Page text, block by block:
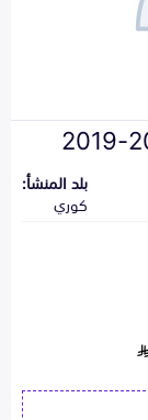
بلد المنشأ:
كوري